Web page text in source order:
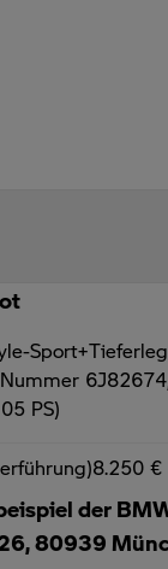
PS)
8.250 €
der
80939